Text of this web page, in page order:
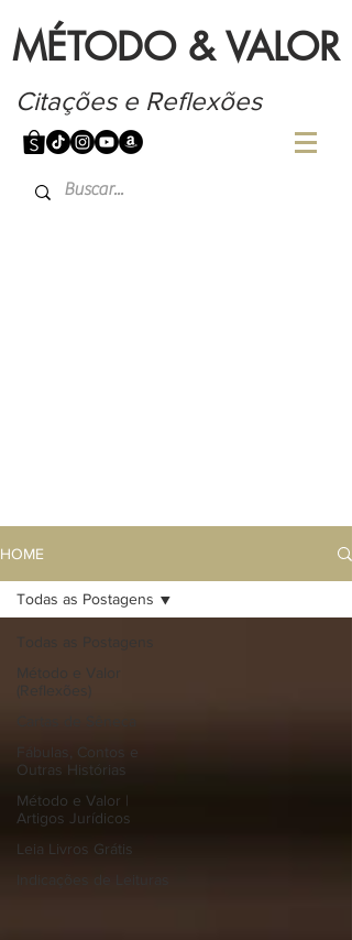
MÉTODO & VALOR
Citações e Reflexões
HOME
Todas as Postagens
Método e Valor
(Reflexões)
Fábulas, Contos e
Outras Histórias
Método e Valor |
Artigos Jurídicos
Leia Livros Grátis
Indicações de Leituras
Todas as Postagens